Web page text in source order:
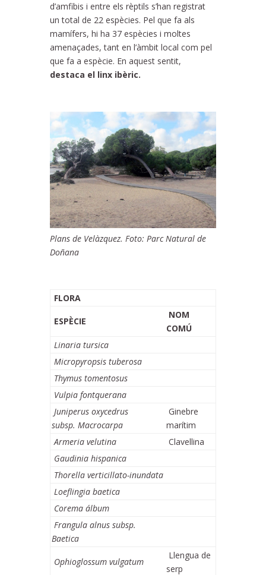
d’amfibis i entre els rèptils s’han registrat
un total de 22 espècies. Pel que fa als
mamífers, hi ha 37 espècies i moltes
amenaçades, tant en l’àmbit local com pel
que fa a espècie. En aquest sentit,
destaca el linx ibèric.
Plans de Velàzquez. Foto: Parc Natural de
Doñana
FLORA
ESPÈCIE
NOM
COMÚ
Linaria tursica
Micropyropsis tuberosa
Thymus tomentosus
Vulpia fontquerana
Juniperus oxycedrus
subsp. Macrocarpa
Ginebre
marítim
Armeria velutina
Clavellina
Gaudinia hispanica
Thorella verticillato-inundata
Loeflingia baetica
Corema álbum
Frangula alnus subsp.
Baetica
Ophioglossum vulgatum
Llengua de
serp